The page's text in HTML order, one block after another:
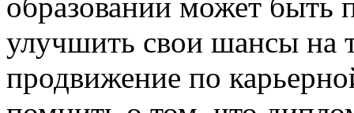
улучшить свои шансы на
продвижение по